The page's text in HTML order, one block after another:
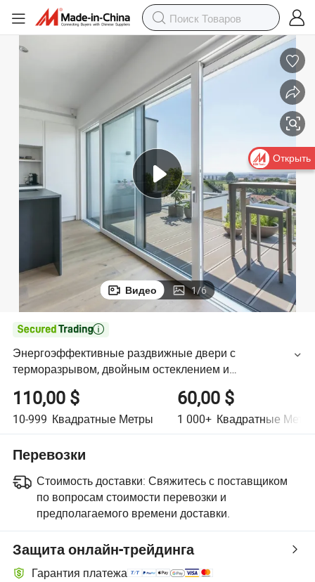
Видео 1/6

Энергоэффективные раздвижные двери с
терморазрывом, двойным остеклением и
алюминиевыми рамами
110,00 $
10-999 Квадратные Метры
60,00 $
1 000+ Квадратные
Перевозки
Стоимость доставки: Свяжитесь с поставщиком
по вопросам стоимости перевозки и
предполагаемого времени доставки.
Защита онлайн-трейдинга
Гарантия платежа
Открыть